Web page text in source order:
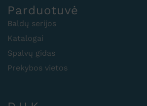
Parduotuvė
Baldų serijos
Katalogai
Spalvų gidas
Prekybos vietos